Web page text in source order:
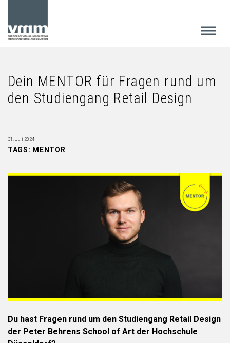
Dein MENTOR für Fragen rund um
den Studiengang Retail Design
31. Juli 2024
TAGS: MENTOR
Du hast Fragen rund um den Studiengang Retail Design
der Peter Behrens School of Art der Hochschule